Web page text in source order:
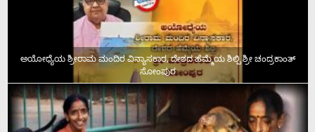
ಅಯೋಧ್ಯೆಯ ಶ್ರೀರಾಮ ಮಂದಿರ ವಿನ್ಯಾಸಕಾರ, ದೇಶದ ಹೆಮ್ಮೆಯ ಶಿಲ್ಪಿ ಶ್ರೀ ಚಂದ್ರಕಾಂತ್‌
ಸೋಂಪುರ